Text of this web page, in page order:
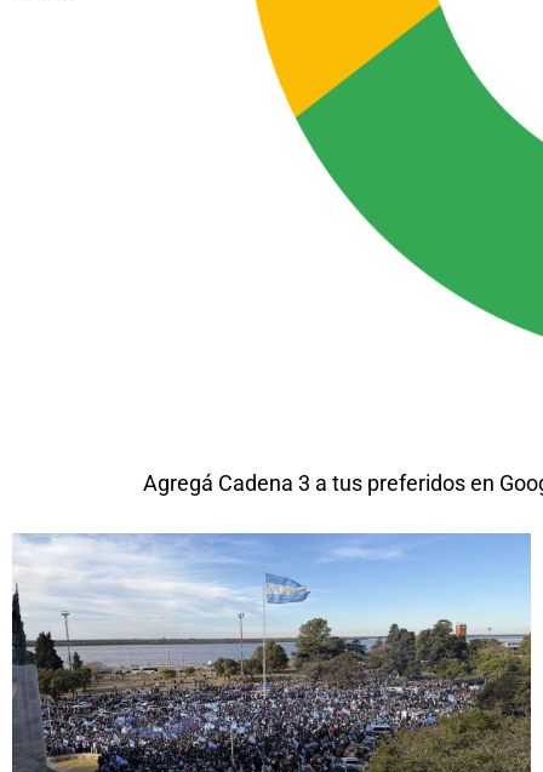
Agregá Cadena 3 a tus preferidos en